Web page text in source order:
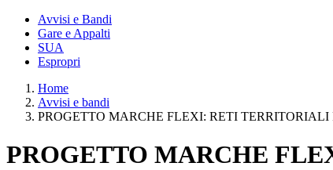
Avvisi e Bandi
Gare e Appalti
SUA
Espropri
Home
Avvisi e bandi
PROGETTO MARCHE FLEXI: RETI TERRITORIALI
PROGETTO MARCHE